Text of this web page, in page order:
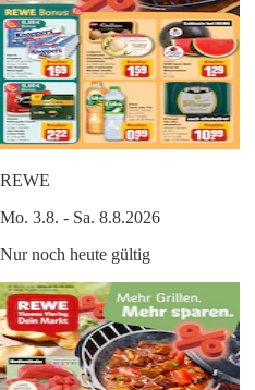
REWE
Mo. 3.8. - Sa. 8.8.2026
Nur noch heute gültig